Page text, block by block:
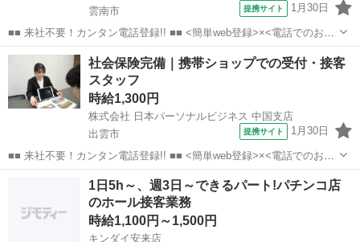
雲南市
提携サイト 1月30日
■■ 来社不要！カンタン電話登録!! ■■ <簡単web登録>×<電話でのお仕
事紹介> で、来社なくお仕事探しが可能です♪ 基本情報を入力したら
電話で希望を伝えるだけでOK★ 営業、ラウンダー、事務のお仕事も
あります♪ ご希...
島根 雲南市 店長
社会保険完備｜携帯ショップでの受付・接客
スタッフ
時給1,300円
株式会社 日本パーソナルビジネス 中国支店
出雲市
提携サイト 1月30日
■■ 来社不要！カンタン電話登録!! ■■ <簡単web登録>×<電話でのお仕
事紹介> で、来社なくお仕事探しが可能です♪ 基本情報を入力したら
電話で希望を伝えるだけでOK★ 営業、ラウンダー、事務のお仕事も
あります♪ ご希...
店長
1日5h～、週3日～できるパート!パチンコ店
のホール接客業務
時給1,100円～1,500円
キンダイ安来店